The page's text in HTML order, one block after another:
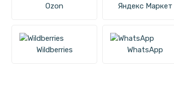
Ozon Яндекс Маркет
Wildberries WhatsApp